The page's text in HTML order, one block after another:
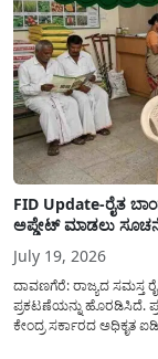
FID Update-ರೈತ
ಅಪ್ಡೇಟ್ ಮಾಡಲು
July 19, 2026
ದಾವಣಗೆರೆ: ರಾಜ್ಯದ ಸಮಸ್ತ
ಪ್ರಕಟಣೆಯನ್ನು ಹೊರಡಿಸಿದೆ.
ಕೇಂದ್ರ ಸರ್ಕಾರದ ಅಧಿಕೃತ